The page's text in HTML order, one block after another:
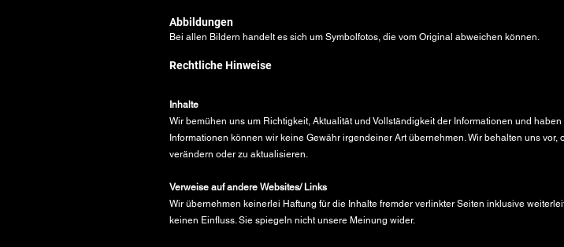
Abbildungen
Bei allen Bildern handelt es sich um Symbolfotos, die vom Original abweichen können.
Rechtliche Hinweise
Inhalte
Wir bemühen uns um Richtigkeit, Aktualität und Vollständigkeit der Informationen und
Informationen können wir keine Gewähr irgendeiner Art übernehmen. Wir behalten uns
verändern oder zu aktualisieren.
Verweise auf andere Websites/ Links
Wir übernehmen keinerlei Haftung für die Inhalte fremder verlinkter Seiten inklusive
keinen Einfluss. Sie spiegeln nicht unsere Meinung wider.